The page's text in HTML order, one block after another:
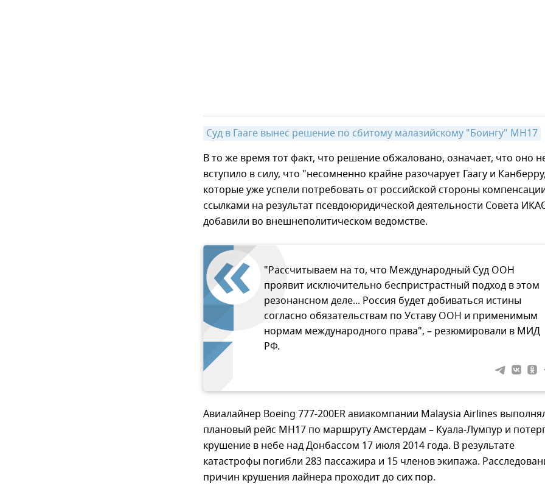
Суд в Гааге вынес решение по сбитому малазийскому "Боингу" MH17
В то же время тот факт, что решение обжаловано, означает, что оно
вступило в силу, что "несомненно крайне разочарует Гаагу и
которые уже успели потребовать от российской стороны
ссылками на результат псевдоюридической деятельности Совета
добавили во внешнеполитическом ведомстве.
"Рассчитываем на то, что Международный Суд ООН
проявит исключительно беспристрастный подход в этом
резонансном деле... Россия будет добиваться истины
согласно обязательствам по Уставу ООН и применимым
нормам международного права", – резюмировали в МИД
РФ.
Авиалайнер Boeing 777-200ER авиакомпании Malaysia Airlines
плановый рейс MH17 по маршруту Амстердам – Куала-Лумпур и
крушение в небе над Донбассом 17 июля 2014 года. В результате
катастрофы погибли 283 пассажира и 15 членов экипажа.
причин крушения лайнера проходит до сих пор.